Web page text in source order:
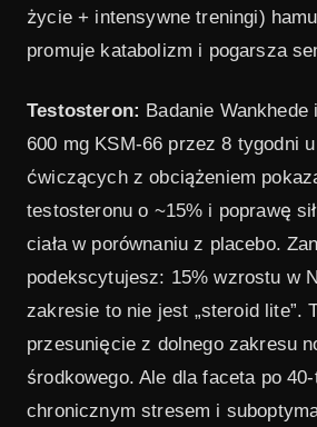
życie + intensywne treningi)
promuje katabolizm i pogarsza
Testosteron: Badanie
600 mg KSM-66 przez 8 tygodni
ćwiczących z obciążeniem
testosteronu o ~15% i poprawę
ciała w porównaniu z placebo.
podekscytujesz: 15% wzrostu w
zakresie to nie jest „steroid lite”.
przesunięcie z dolnego zakresu
środkowego. Ale dla faceta po
chronicznym stresem i